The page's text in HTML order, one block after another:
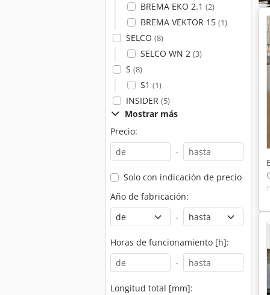
BREMA EKO 2.1 (2)
BREMA VEKTOR 15 (1)
SELCO (8)
SELCO WN 2 (3)
S (8)
S1 (1)
INSIDER (5)
Mostrar más
Precio:
-
Solo con indicación de precio
Año de fabricación:
-
Horas de funcionamiento [h]:
-
Longitud total [mm]: